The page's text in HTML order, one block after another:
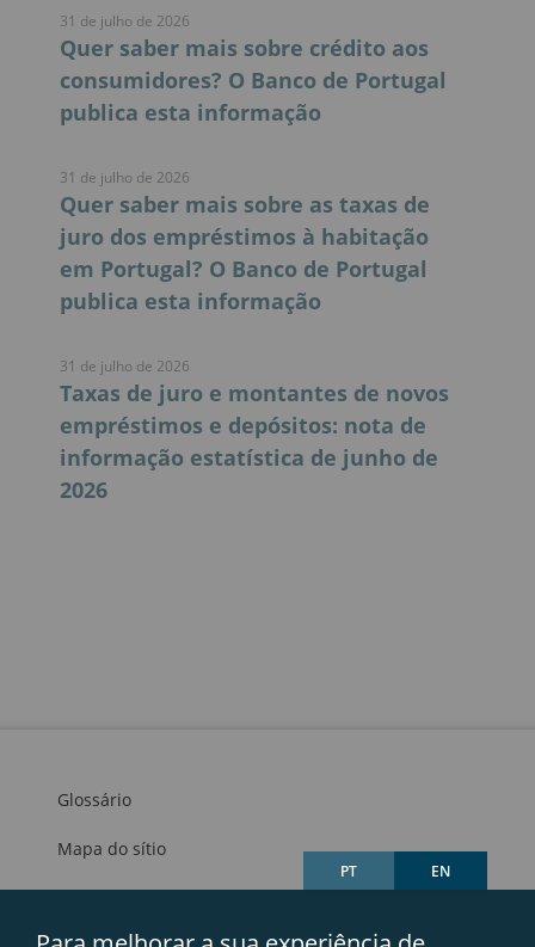
PT EN
31 de julho de 2026
Quer saber mais sobre crédito aos
consumidores? O Banco de Portugal
publica esta informação
31 de julho de 2026
Quer saber mais sobre as taxas de
juro dos empréstimos à habitação
em Portugal? O Banco de Portugal
publica esta informação
31 de julho de 2026
Taxas de juro e montantes de novos
empréstimos e depósitos: nota de
informação estatística de junho de
2026
Glossário
Mapa do sítio
Links úteis